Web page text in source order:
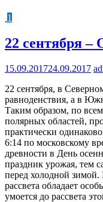
1
22 сентября –
15.09.201724.09.2017
22 сентября, в
равноденствия, а в
Таким образом, по
полярных областей,
практически
6:14 по московскому
древности в День
праздник урожая, тем
перед холодной зимой.
рассвета обладает
умоется до рассвета